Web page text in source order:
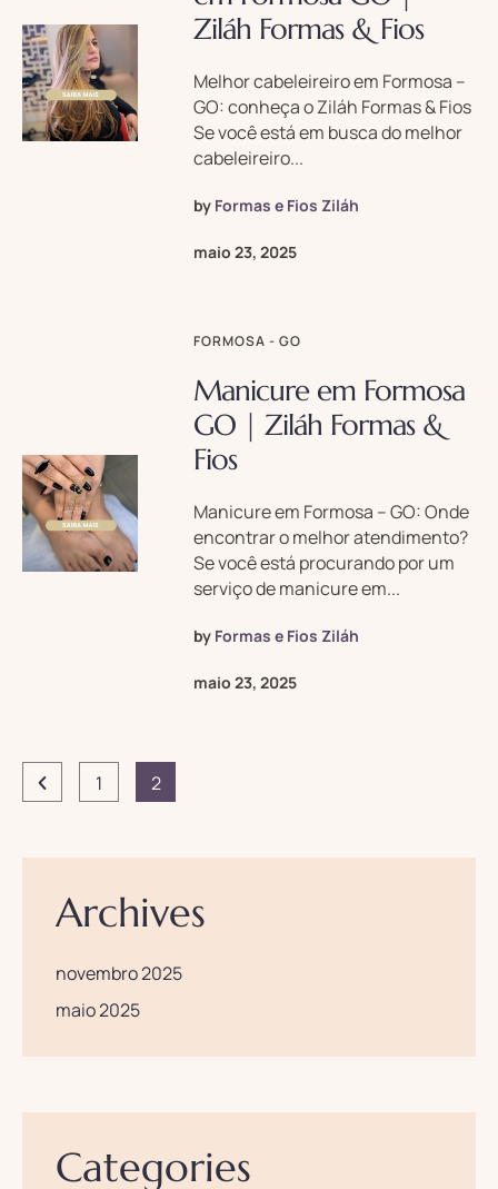
Ziláh Formas & Fios
Melhor cabeleireiro em Formosa –
GO: conheça o Ziláh Formas & Fios
Se você está em busca do melhor
cabeleireiro...
by Formas e Fios Ziláh
maio 23, 2025
FORMOSA - GO
Manicure em Formosa
GO | Ziláh Formas &
Fios
Manicure em Formosa – GO: Onde
encontrar o melhor atendimento?
Se você está procurando por um
serviço de manicure em...
by Formas e Fios Ziláh
maio 23, 2025
1 2
Archives
novembro 2025
maio 2025
Categories